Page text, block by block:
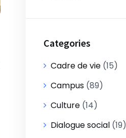
Categories
Cadre de vie (15)
Campus (89)
Culture (14)
Dialogue social (19)